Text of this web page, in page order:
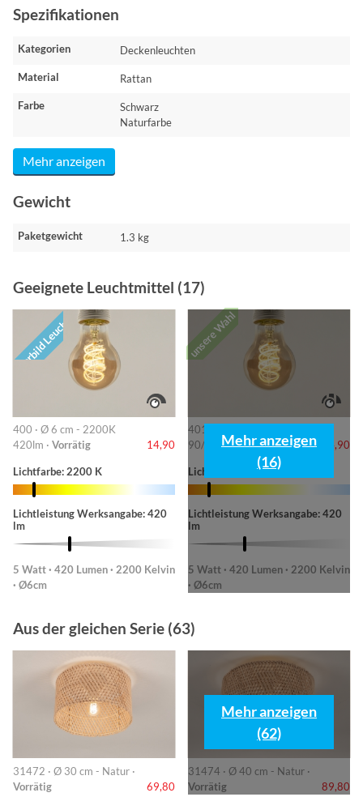
Spezifikationen
Kategorien Deckenleuchten
Material Rattan
Farbe
Schwarz
Naturfarbe
Mehr anzeigen
Gewicht
Paketgewicht 1.3 kg
Geeignete Leuchtmittel (17)
Vorbild Leuchte
400 · Ø 6 cm - 2200K
420lm · Vorrätig 14,90
Lichtfarbe: 2200 K
Lichtleistung Werksangabe: 420
lm
5 Watt · 420 Lumen · 2200 Kelvin
· Ø6cm
unsere Wahl
401 · 6cm-2200K
90/220/420lm ·Vorrätig 14,90
Lichtfarbe: 2200 K
Lichtleistung Werksangabe: 420
lm
5 Watt · 420 Lumen · 2200 Kelvin
· Ø6cm
Mehr anzeigen
(16)
Aus der gleichen Serie (63)
31472 · Ø 30 cm - Natur ·
Vorrätig
69,80
31474 · Ø 40 cm - Natur ·
Vorrätig
89,80
Mehr anzeigen
(62)